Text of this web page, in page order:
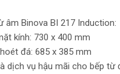
âm Binova BI 217 Induction:
730 x 400 mm
đá: 685 x 385 mm
dịch vụ hậu mãi cho bếp từ